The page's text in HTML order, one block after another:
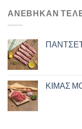
ΑΝΈΒΗΚΑΝ
ΚΙΜΑΣ